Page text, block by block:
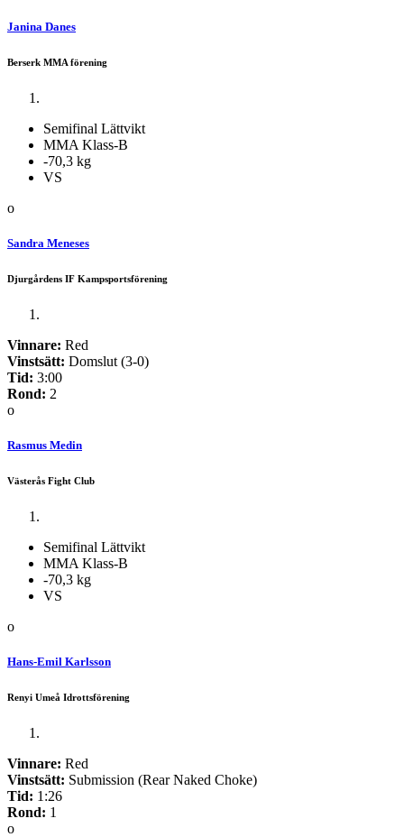
Janina Danes
Berserk MMA förening
Semifinal Lättvikt
MMA Klass-B
-70,3 kg
VS
o
Sandra Meneses
Djurgårdens IF Kampsportsförening
Vinnare: Red
Vinstsätt: Domslut (3-0)
Tid: 3:00
Rond: 2
o
Rasmus Medin
Västerås Fight Club
Semifinal Lättvikt
MMA Klass-B
-70,3 kg
VS
o
Hans-Emil Karlsson
Renyi Umeå Idrottsförening
Vinnare: Red
Vinstsätt: Submission (Rear Naked Choke)
Tid: 1:26
Rond: 1
o